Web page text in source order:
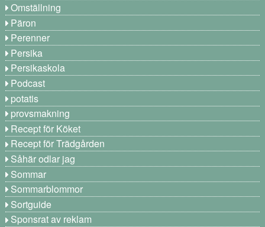
Omställning
Päron
Perenner
Persika
Persikaskola
Podcast
potatis
provsmakning
Recept för Köket
Recept för Trädgården
Såhär odlar jag
Sommar
Sommarblommor
Sortguide
Sponsrat av reklam